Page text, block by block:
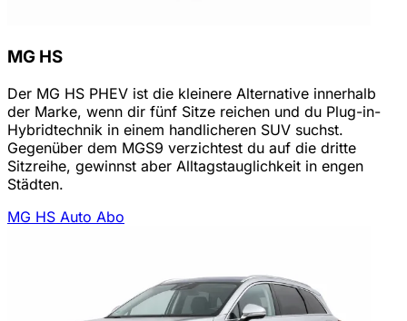
MG HS
Der MG HS PHEV ist die kleinere Alternative innerhalb
der Marke, wenn dir fünf Sitze reichen und du Plug-in-
Hybridtechnik in einem handlicheren SUV suchst.
Gegenüber dem MGS9 verzichtest du auf die dritte
Sitzreihe, gewinnst aber Alltagstauglichkeit in engen
Städten.
MG HS Auto Abo